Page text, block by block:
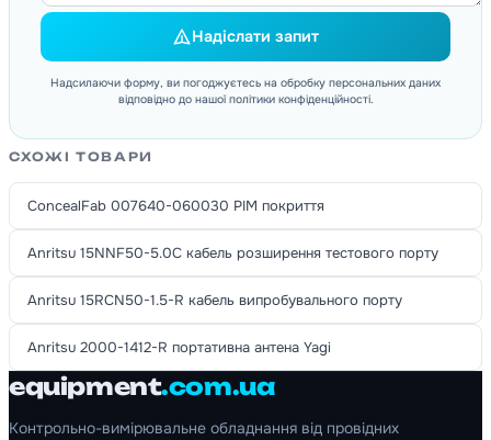
Надіслати запит
Надсилаючи форму, ви погоджуєтесь на обробку персональних даних
відповідно до нашої політики конфіденційності.
СХОЖІ ТОВАРИ
ConcealFab 007640-060030 PIM покриття
Anritsu 15NNF50-5.0C кабель розширення тестового порту
Anritsu 15RCN50-1.5-R кабель випробувального порту
Anritsu 2000-1412-R портативна антена Yagi
equipment.com.ua
Контрольно-вимірювальне обладнання від провідних